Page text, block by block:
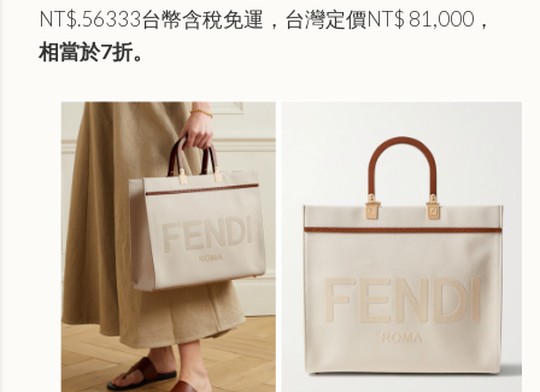
NT$.56333台幣含稅免運，台灣定價NT$ 81,000，
相當於7折。